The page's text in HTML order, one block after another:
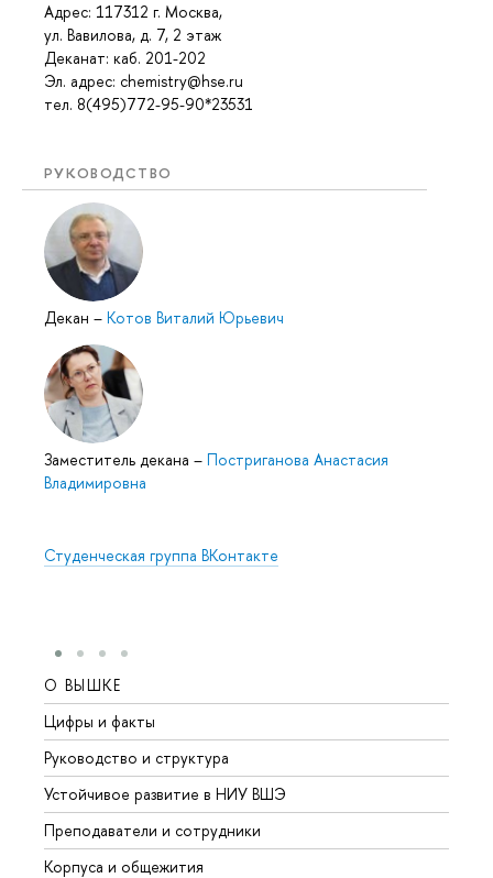
Адрес: 117312 г. Москва,
ул. Вавилова, д. 7, 2 этаж
Деканат: каб. 201-202
Эл. адрес: chemistry@hse.ru
тел. 8(495)772-95-90*23531
РУКОВОДСТВО
Декан – Котов Виталий Юрьевич
Заместитель декана – Постриганова Анастасия
Владимировна
Студенческая группа ВКонтакте
О ВЫШКЕ
Цифры и факты
Руководство и структура
Устойчивое развитие в НИУ ВШЭ
Преподаватели и сотрудники
Корпуса и общежития